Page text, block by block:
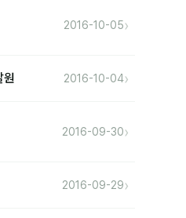
2016-10-05›
원 2016-10-04›
2016-09-30›
2016-09-29›